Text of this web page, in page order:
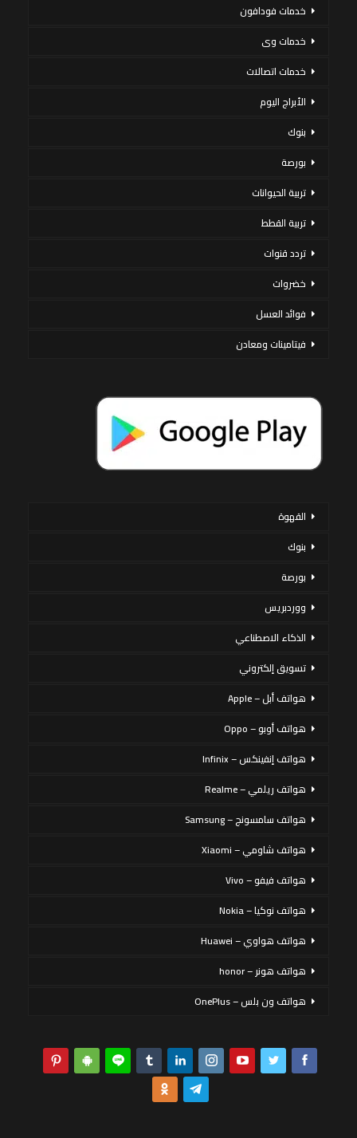
خدمات فودافون
خدمات وى
خدمات اتصالات
الأبراج اليوم
بنوك
بورصة
تربية الحيوانات
تربية القطط
تردد قنوات
خضروات
فوائد العسل
فيتامينات ومعادن
القهوة
بنوك
بورصة
ووردبريس
الذكاء الاصطناعي
تسويق إلكتروني
هواتف أبل – Apple
هواتف أوبو – Oppo
هواتف إنفينكس – Infinix
هواتف ريلمي – Realme
هواتف سامسونج – Samsung
هواتف شاومي – Xiaomi
هواتف فيفو – Vivo
هواتف نوكيا – Nokia
هواتف هواوي – Huawei
هواتف هونر – honor
هواتف ون بلس – OnePlus